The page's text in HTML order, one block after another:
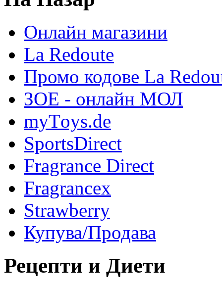
Онлайн магазини
La Redoute
Промо кодове La
ЗОЕ - онлайн МОЛ
myТoys.de
SportsDirect
Fragrance Direct
Fragrancex
Strawberry
Купува/Продава
Рецепти и Диети